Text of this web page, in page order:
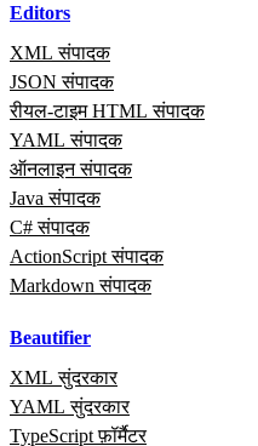
Editors
XML संपादक
JSON संपादक
रीयल‑टाइम HTML संपादक
YAML संपादक
ऑनलाइन संपादक
Java संपादक
C# संपादक
ActionScript संपादक
Markdown संपादक
Beautifier
XML सुंदरकार
YAML सुंदरकार
TypeScript फ़ॉर्मैटर